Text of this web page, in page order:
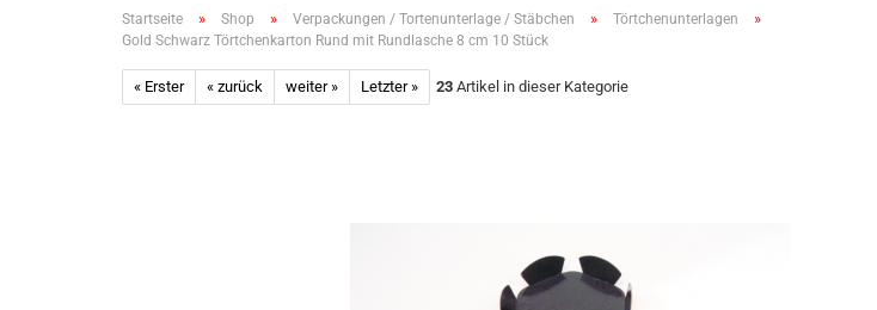
Startseite » Shop » Verpackungen / Tortenunterlage / Stäbchen » Törtchenunterlagen »
Gold Schwarz Törtchenkarton Rund mit Rundlasche 8 cm 10 Stück
« Erster « zurück weiter » Letzter » 23 Artikel in dieser Kategorie